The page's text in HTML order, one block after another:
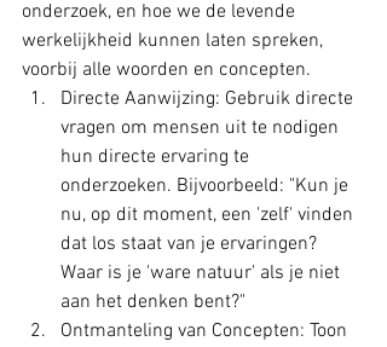
onderzoek, en hoe we de levende
werkelijkheid kunnen laten spreken,
voorbij alle woorden en concepten.
Directe Aanwijzing: Gebruik directe
vragen om mensen uit te nodigen
hun directe ervaring te
onderzoeken. Bijvoorbeeld: "Kun je
nu, op dit moment, een 'zelf' vinden
dat los staat van je ervaringen?
Waar is je 'ware natuur' als je niet
aan het denken bent?"
Ontmanteling van Concepten: Toon